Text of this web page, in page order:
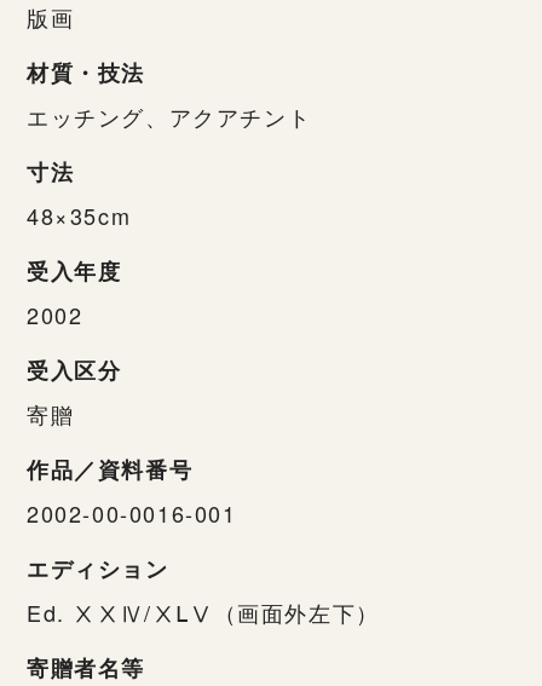
版画
材質・技法
エッチング、アクアチント
寸法
48×35cm
受入年度
2002
受入区分
寄贈
作品／資料番号
2002-00-0016-001
エディション
Ed. ⅩⅩⅣ/ⅩⅬⅤ（画面外左下）
寄贈者名等